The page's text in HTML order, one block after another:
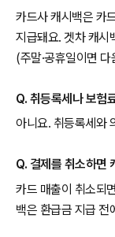
카드사 캐시백은 카
지급돼요. 겟차 캐시
(주말·공휴일이면 다
Q. 취등록세나 보험
아니요. 취등록세와
Q. 결제를 취소하면
카드 매출이 취소되
백은 환급금 지급 전